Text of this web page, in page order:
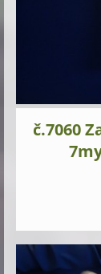
č.7060